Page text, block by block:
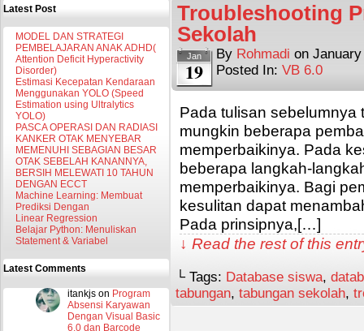
Latest Post
MODEL DAN STRATEGI
PEMBELAJARAN ANAK ADHD(
Attention Deficit Hyperactivity
Disorder)
Estimasi Kecepatan Kendaraan
Menggunakan YOLO (Speed
Estimation using Ultralytics
YOLO)
PASCA OPERASI DAN RADIASI
KANKER OTAK MENYEBAR
MEMENUHI SEBAGIAN BESAR
OTAK SEBELAH KANANNYA,
BERSIH MELEWATI 10 TAHUN
DENGAN ECCT
Machine Learning: Membuat
Prediksi Dengan
Linear Regression
Belajar Python: Menuliskan
Statement & Variabel
Latest Comments
itankjs on Program
Absensi Karyawan
Dengan Visual Basic
6.0 dan Barcode
Troubleshooting
Sekolah
Jan
19
By Rohmadi on
Posted In: VB 6.0
Pada tulisan
mungkin beberapa
memperbaikinya. Pada
beberapa langkah-
memperbaikinya. Bagi
kesulitan dapat
Pada prinsipnya,[…]
↓ Read the rest of this
└ Tags: Database siswa,
tabungan, tabungan sekolah,